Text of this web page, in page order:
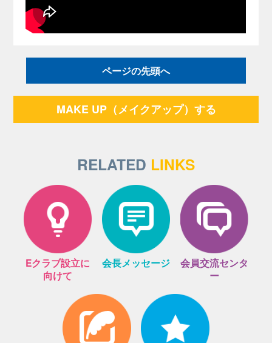
ページの先頭へ
MAKE UP（メイクアップ）する
RELATED LINKS
Eクラブ設立に
向けて
会長メッセージ
会員交流センタ
ー